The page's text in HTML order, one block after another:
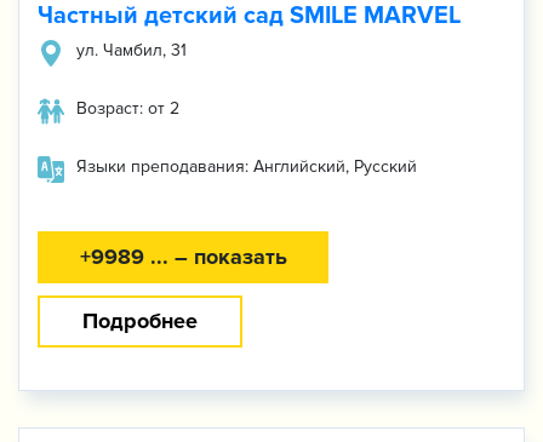
Частный детский сад SMILE MARVEL
ул. Чамбил, 31
Возраст: от 2
Языки преподавания: Английский, Русский
+9989 ... – показать
Подробнее